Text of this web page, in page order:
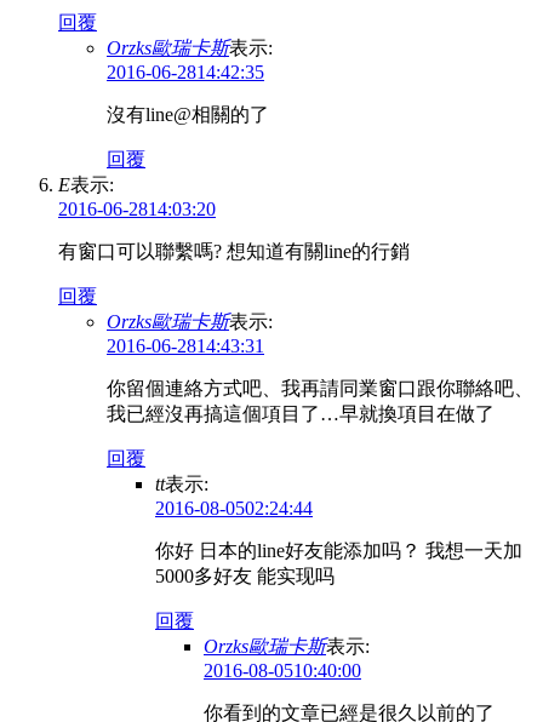
回覆
Orzks歐瑞卡斯表示:
2016-06-2814:42:35
沒有line@相關的了
回覆
E表示:
2016-06-2814:03:20
有窗口可以聯繫嗎? 想知道有關line的行銷
回覆
Orzks歐瑞卡斯表示:
2016-06-2814:43:31
你留個連絡方式吧、我再請同業窗口跟你聯絡吧、
我已經沒再搞這個項目了…早就換項目在做了
回覆
tt表示:
2016-08-0502:24:44
你好 日本的line好友能添加吗？ 我想一天加
5000多好友 能实现吗
回覆
Orzks歐瑞卡斯表示:
2016-08-0510:40:00
你看到的文章已經是很久以前的了